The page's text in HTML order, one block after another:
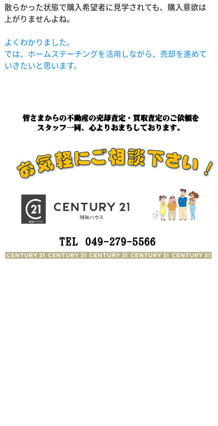
散らかった状態で購入希望者に見学されても、購入意欲は
上がりませんよね。
よくわかりました。
では、ホームステーチングを活用しながら、売却を進めて
いきたいと思います。